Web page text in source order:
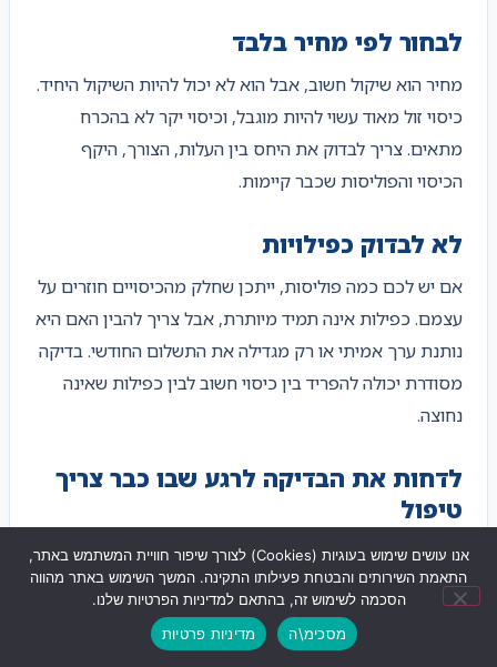
לבחור לפי מחיר בלבד
מחיר הוא שיקול חשוב, אבל הוא לא יכול להיות השיקול היחיד.
כיסוי זול מאוד עשוי להיות מוגבל, וכיסוי יקר לא בהכרח
מתאים. צריך לבדוק את היחס בין העלות, הצורך, היקף
הכיסוי והפוליסות שכבר קיימות.
לא לבדוק כפילויות
אם יש לכם כמה פוליסות, ייתכן שחלק מהכיסויים חוזרים על
עצמם. כפילות אינה תמיד מיותרת, אבל צריך להבין האם היא
נותנת ערך אמיתי או רק מגדילה את התשלום החודשי. בדיקה
מסודרת יכולה להפריד בין כיסוי חשוב לבין כפילות שאינה
נחוצה.
לדחות את הבדיקה לרגע שבו כבר צריך
טיפול
כאשר מתמודדים עם מצב רפואי מורכב, קשה יותר לקבל
החלטות רגועות. לכן עדיף לבדוק את התיק הביטוחי בזמן
שגרה, להבין מה קיים, ולדעת מראש אילו אפשרויות עומדות
לחצו לחיוג
אנו עושים שימוש בעוגיות (Cookies) לצורך שיפור חוויית המשתמש באתר,
התאמת השירותים והבטחת פעילותו התקינה. המשך השימוש באתר מהווה
הסכמה לשימוש זה, בהתאם למדיניות הפרטיות שלנו.
מסכימ\ה
מדיניות פרטיות